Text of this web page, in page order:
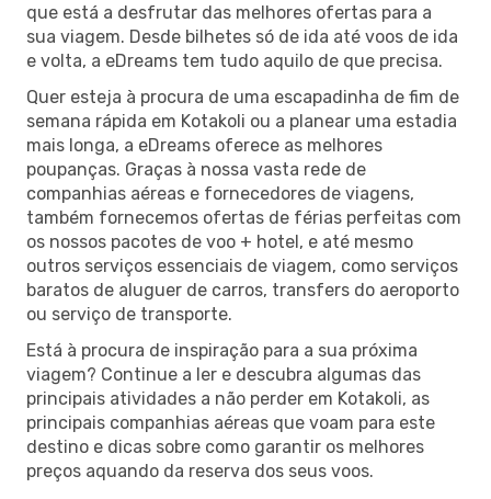
que está a desfrutar das melhores ofertas para a
sua viagem. Desde bilhetes só de ida até voos de ida
e volta, a eDreams tem tudo aquilo de que precisa.
Quer esteja à procura de uma escapadinha de fim de
semana rápida em Kotakoli ou a planear uma estadia
mais longa, a eDreams oferece as melhores
poupanças. Graças à nossa vasta rede de
companhias aéreas e fornecedores de viagens,
também fornecemos ofertas de férias perfeitas com
os nossos pacotes de voo + hotel, e até mesmo
outros serviços essenciais de viagem, como serviços
baratos de aluguer de carros, transfers do aeroporto
ou serviço de transporte.
Está à procura de inspiração para a sua próxima
viagem? Continue a ler e descubra algumas das
principais atividades a não perder em Kotakoli, as
principais companhias aéreas que voam para este
destino e dicas sobre como garantir os melhores
preços aquando da reserva dos seus voos.